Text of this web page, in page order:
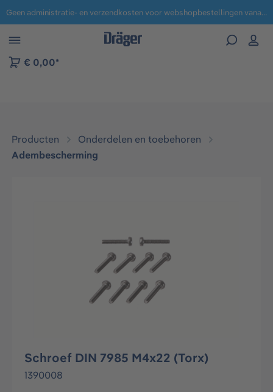
naar navigatie B2B-platform Geen administratie- en verzendkosten voor webshopbestellingen vanaf € 100,-.
€ 0,00*
Producten
Onderdelen en toebehoren
Adembescherming​
Schroef DIN 7985 M4x22 (Torx)
1390008